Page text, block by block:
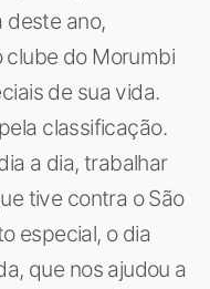
deste ano,
clube do Morumbi
de sua vida.
classificação.
a dia, trabalhar
tive contra o São
especial, o dia
que nos ajudou a